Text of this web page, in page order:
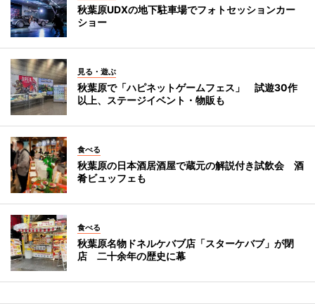
秋葉原UDXの地下駐車場でフォトセッションカー
ショー
見る・遊ぶ
秋葉原で「ハピネットゲームフェス」 試遊30作
以上、ステージイベント・物販も
食べる
秋葉原の日本酒居酒屋で蔵元の解説付き試飲会 酒
肴ビュッフェも
食べる
秋葉原名物ドネルケバブ店「スターケバブ」が閉
店 二十余年の歴史に幕